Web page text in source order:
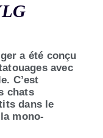
a été conçu
avec
C’est
chats
dans le
mono-